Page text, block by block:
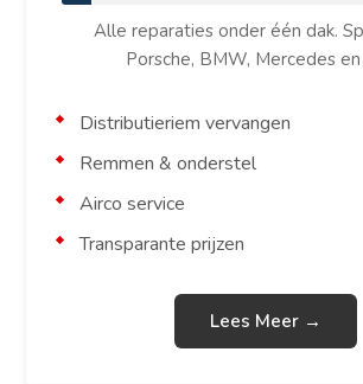
Alle reparaties onder één dak.
Porsche, BMW, Mercedes
Distributieriem vervangen
Remmen & onderstel
Airco service
Transparante prijzen
Lees Meer →